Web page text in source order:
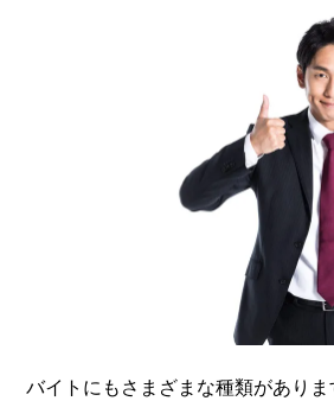
バイトにもさまざまな種類があり